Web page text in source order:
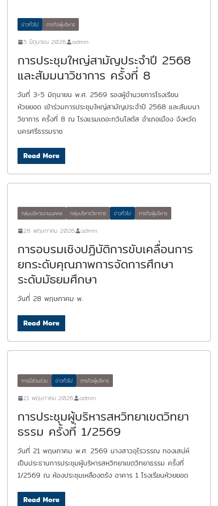
ข่าวทั่วไป ภารกิจผู้บริหาร
5 มิถุนายน 2026 admin
การประชุมใหญ่สามัญประจำปี 2568
และสัมมนาวิชาการ ครั้งที่ 8
วันที่ 3-5 มิถุนายน พ.ศ. 2569 รองผู้อำนวยการโรงเรียน
ห้วยยอด เข้าร่วมการประชุมใหญ่สามัญประจำปี 2568 และสัมมนา
วิชาการ ครั้งที่ 8 ณ โรงแรมเดอะทวินโลตัส อำเภอเมือง จังหวัด
นครศรีธรรมราช
Read More
กลุ่มบริหารงานบุคคล กลุ่มบริหารวิชาการ ข่าวทั่วไป ภารกิจผู้บริหาร
28 พฤษภาคม 2026 admin
การอบรมเชิงปฏิบัติการขับเคลื่อนการ
ยกระดับคุณภาพการจัดการศึกษา
ระดับมัธยมศึกษา
วันที่ 28 พฤษภาคม พ.
Read More
การมีส่วนร่วม ข่าวทั่วไป ภารกิจผู้บริหาร
21 พฤษภาคม 2026 admin
การประชุมผู้บริหารสหวิทยาเขตวิทยา
ธรรม ครั้งที่ 1/2569
วันที่ 21 พฤษภาคม พ.ศ. 2569 นางสาวอุไรวรรณ ทองเสน่ห์
เป็นประธานการประชุมผู้บริหารสหวิทยาเขตวิทยาธรรม ครั้งที่
1/2569 ณ ห้องประชุมเหลืองตรัง อาคาร 1 โรงเรียนห้วยยอด
Read More